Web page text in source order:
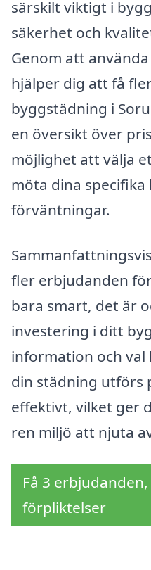
särskilt viktigt i
säkerhet och
Genom att
hjälper dig att få
byggstädning i
en översikt över
möjlighet att välja
möta dina specifika
förväntningar.
fler erbjudanden
bara smart, det är
investering i ditt
information och val
din städning utförs
effektivt, vilket ger
ren miljö att njuta
Få 3
förpliktelser